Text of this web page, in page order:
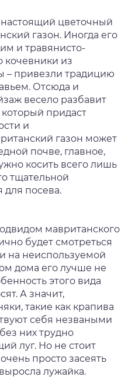
настоящий цветочный
газон. Иногда его
и травянисто-
кочевники из
– привезли традицию
Отсюда и
весело разбавит
придаст
и
газон может
почве, главное,
косить всего лишь
тщательной
для посева.
мавританского
будет смотреться
на неиспользуемой
дома его лучше не
этого вида
А значит,
такие как крапива
себя незваными
них трудно
луг. Но не стоит
просто засеять
лужайка.